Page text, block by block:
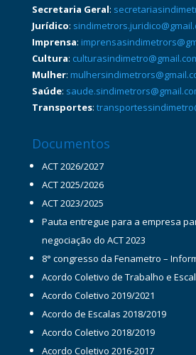
Secretaria Geral:
Jurídico:
Imprensa:
Cultura:
Mulher:
Saúde:
Transportes:
Documentos
ACT 2026/2027
ACT 2025/2026
ACT 2023/2025
Pauta entregue para a empresa
negociação do ACT 2023
8° congresso da Fenametro –
Acordo Coletivo de Trabalho e
Acordo Coletivo 2019/2021
Acordo de Escalas 2018/2019
Acordo Coletivo 2018/2019
Acordo Coletivo 2016-2017